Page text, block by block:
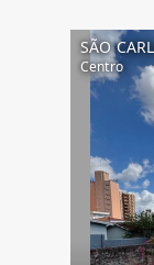
SÃO
Centro